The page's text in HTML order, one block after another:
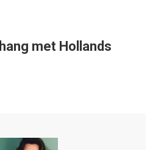
met Hollands